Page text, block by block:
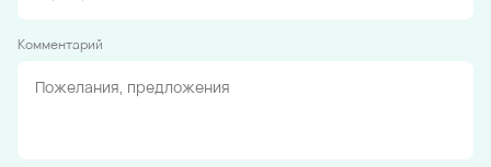
Комментарий